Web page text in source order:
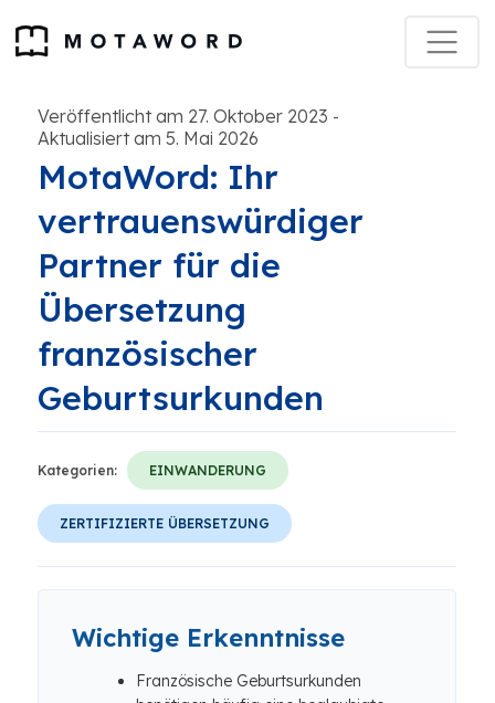
Veröffentlicht am 27. Oktober 2023 -
Aktualisiert am 5. Mai 2026
MotaWord: Ihr
vertrauenswürdiger
Partner für die
Übersetzung
französischer
Geburtsurkunden
Kategorien: EINWANDERUNG
ZERTIFIZIERTE ÜBERSETZUNG
Wichtige Erkenntnisse
Französische Geburtsurkunden